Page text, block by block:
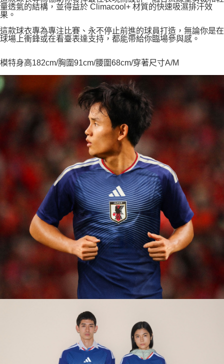
量透氣的結構，並得益於 Climacool+ 材質的快速吸濕排汗效
果。
這款球衣專為專注比賽、永不停止前進的球員打造，無論你是在
球場上衝鋒或在看臺表達支持，都能帶給你臨場參與感。
模特身高182cm/胸圍91cm/腰圍68cm/穿著尺寸A/M